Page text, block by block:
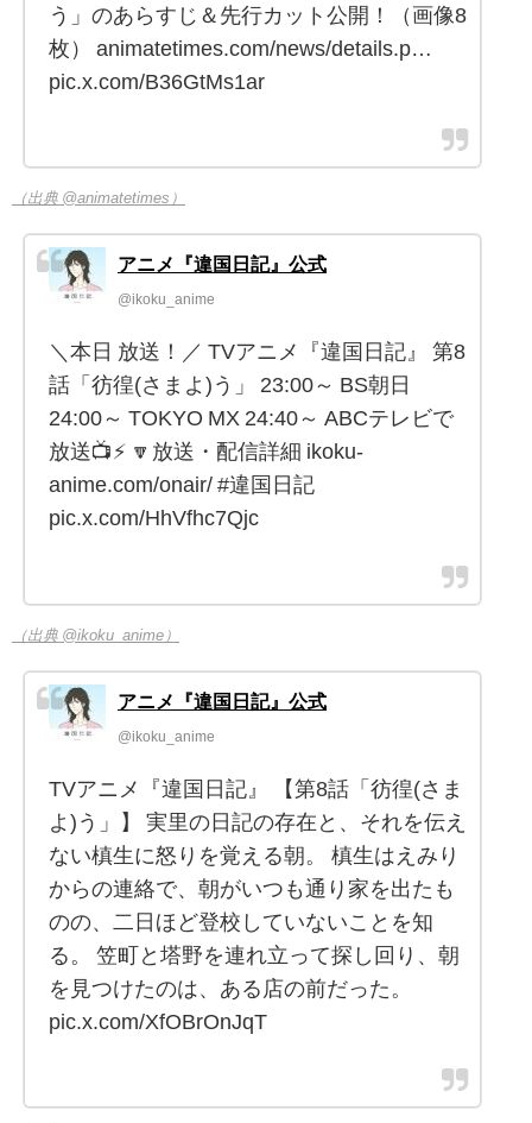
う」のあらすじ＆先行カット公開！（画像8
枚） animatetimes.com/news/details.p…
pic.x.com/B36GtMs1ar
（出典 @animatetimes）
アニメ『違国日記』公式
@ikoku_anime
＼本日 放送！／ TVアニメ『違国日記』 第8
話「彷徨(さまよ)う」 23:00～ BS朝日
24:00～ TOKYO MX 24:40～ ABCテレビで
放送📺⚡ 🔽放送・配信詳細 ikoku-
anime.com/onair/ #違国日記
pic.x.com/HhVfhc7Qjc
（出典 @ikoku_anime）
アニメ『違国日記』公式
@ikoku_anime
TVアニメ『違国日記』 【第8話「彷徨(さま
よ)う」】 実里の日記の存在と、それを伝え
ない槙生に怒りを覚える朝。 槙生はえみり
からの連絡で、朝がいつも通り家を出たも
のの、二日ほど登校していないことを知
る。 笠町と塔野を連れ立って探し回り、朝
を見つけたのは、ある店の前だった。
pic.x.com/XfOBrOnJqT